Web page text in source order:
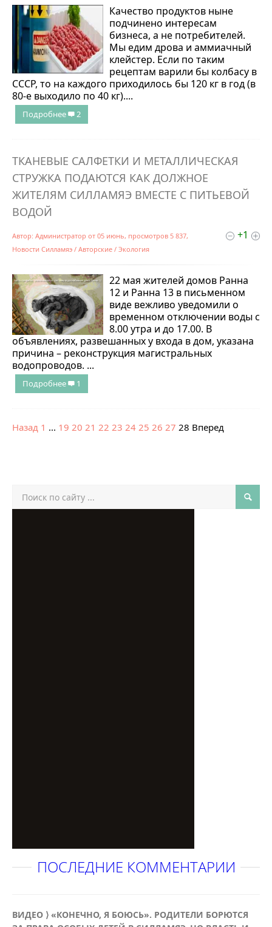
Качество продуктов ныне
подчинено интересам
бизнеса, а не потребителей.
Мы едим дрова и аммиачный
клейстер. Если по таким
рецептам варили бы колбасу в
СССР, то на каждого приходилось бы 120 кг в год (в
80-е выходило по 40 кг)....
Подробнее 2
ТКАНЕВЫЕ САЛФЕТКИ И МЕТАЛЛИЧЕСКАЯ
СТРУЖКА ПОДАЮТСЯ КАК ДОЛЖНОЕ
ЖИТЕЛЯМ СИЛЛАМЯЭ ВМЕСТЕ С ПИТЬЕВОЙ
ВОДОЙ
+1
Автор: Администратор от 05 июнь, просмотров 5 837,
Новости Силламяэ / Авторские / Экология
22 мая жителей домов Ранна
12 и Ранна 13 в письменном
виде вежливо уведомили о
временном отключении воды с
8.00 утра и до 17.00. В
объявлениях, развешанных у входа в дом, указана
причина – реконструкция магистральных
водопроводов. ...
Подробнее 1
Назад 1 ... 19 20 21 22 23 24 25 26 27 28 Вперед
ПОСЛЕДНИЕ КОММЕНТАРИИ
ВИДЕО ⟩ «КОНЕЧНО, Я БОЮСЬ». РОДИТЕЛИ БОРЮТСЯ